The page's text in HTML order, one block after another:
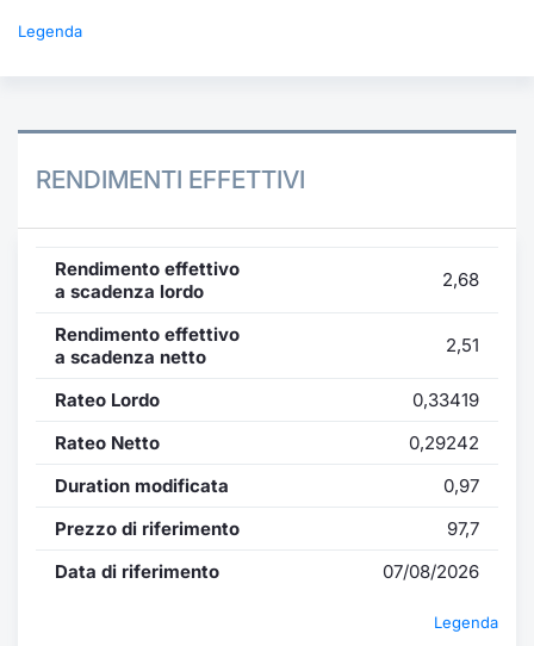
Legenda
RENDIMENTI EFFETTIVI
Rendimento effettivo
a scadenza lordo
2,68
Rendimento effettivo
a scadenza netto
2,51
Rateo Lordo
0,33419
Rateo Netto
0,29242
Duration modificata
0,97
Prezzo di riferimento
97,7
Data di riferimento
07/08/2026
Legenda